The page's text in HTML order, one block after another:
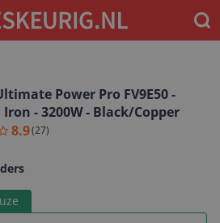
Power Pro FV9E50 -
- 3200W - Black/Copper
8.9(27)